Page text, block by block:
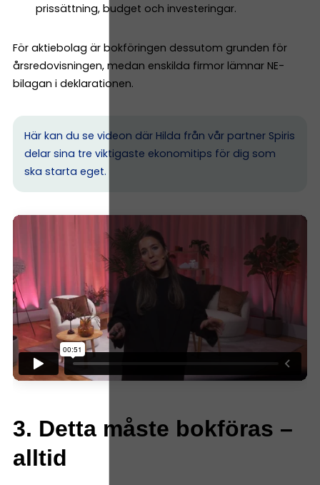
prissättning, budget och investeringar.
För aktiebolag är bokföringen dessutom grunden för
årsredovisningen, medan enskilda firmor lämnar NE-
bilagan i deklarationen.
Här kan du se videon där Hilda från vår partner Spiris
delar sina tre viktigaste ekonomitips för dig som
ska starta eget.
3. Detta måste bokföras –
alltid